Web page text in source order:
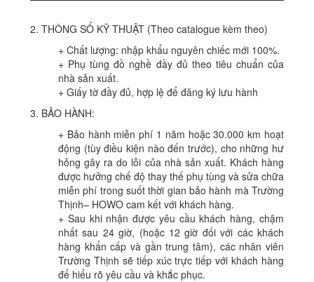
2. THÔNG SỐ KỸ THUẬT (Theo catalogue kèm theo)
+ Chất lượng: nhập khẩu nguyên chiếc mới 100%.
+ Phụ tùng đồ nghề đầy đủ theo tiêu chuẩn của
nhà sản xuất.
+ Giấy tờ đầy đủ, hợp lệ để đăng ký lưu hành
3. BẢO HÀNH:
+ Bảo hành miễn phí 1 năm hoặc 30.000 km hoạt
động (tùy điều kiện nào đến trước), cho những hư
hỏng gây ra do lỗi của nhà sản xuất. Khách hàng
được hưởng chế độ thay thế phụ tùng và sửa chữa
miễn phí trong suốt thời gian bảo hành mà Trường
Thịnh– HOWO cam kết với khách hàng.
+ Sau khi nhận được yêu cầu khách hàng, chậm
nhất sau 24 giờ, (hoặc 12 giờ đối với các khách
hàng khẩn cấp và gần trung tâm), các nhân viên
Trường Thịnh sẽ tiếp xúc trực tiếp với khách hàng
để hiểu rõ yêu cầu và khắc phục.